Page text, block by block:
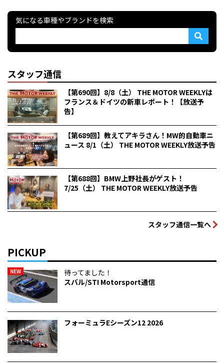
気になる車種やブランドを検索
スタッフ通信
【第690回】8/8（土） THE MOTOR WEEKLYは
フランス＆ドイツの新車レポート！【放送予
告】
【第689回】教えてアキラさん！MW的自動車ニ
ュース 8/1（土） THE MOTOR WEEKLY放送予告
【第688回】BMW上野社長がゲスト！
7/25（土） THE MOTOR WEEKLY放送予告
スタッフ通信一覧へ
PICKUP
NEW
待ってました！
スバル/STI Motorsport通信
フォーミュラEシーズン12 2026